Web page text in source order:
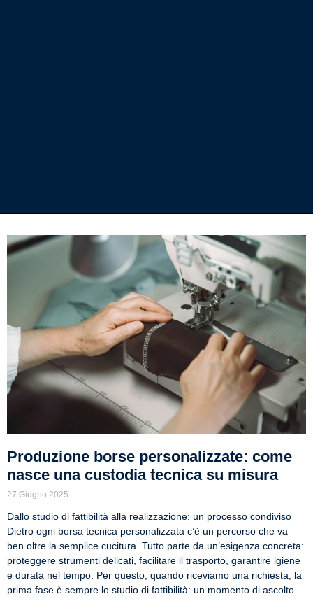
Produzione borse personalizzate: come
nasce una custodia tecnica su misura
27 Giugno 2025
Dallo studio di fattibilità alla realizzazione: un processo condiviso
Dietro ogni borsa tecnica personalizzata c’è un percorso che va
ben oltre la semplice cucitura. Tutto parte da un’esigenza concreta:
proteggere strumenti delicati, facilitare il trasporto, garantire igiene
e durata nel tempo. Per questo, quando riceviamo una richiesta, la
prima fase è sempre lo studio di fattibilità: un momento di ascolto